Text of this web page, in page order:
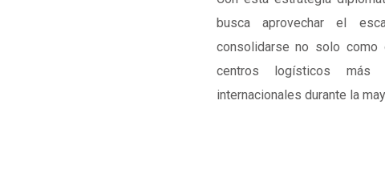
busca aprovechar el
consolidarse no solo como
centros logísticos más
internacionales durante la